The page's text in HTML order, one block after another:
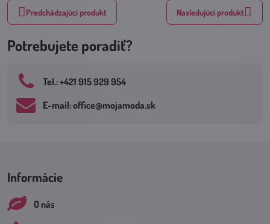
Predchádzajúci produkt Nasledujúci produkt
Potrebujete poradiť?
Tel​.: +421 915 929 954
E-mail: office​@mojamoda​.sk
Informácie
O nás